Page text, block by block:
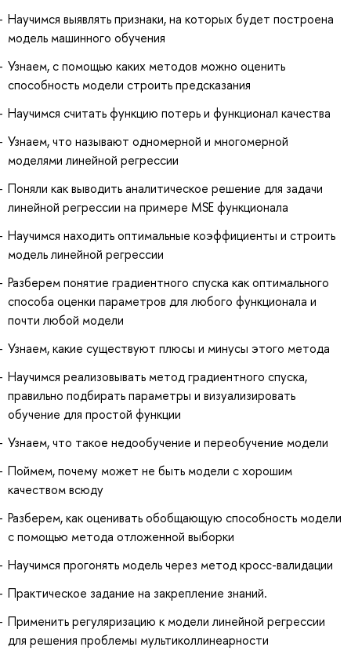
Научимся выявлять признаки, на которых будет построена
модель машинного обучения
Узнаем, с помощью каких методов можно оценить
способность модели строить предсказания
Научимся считать функцию потерь и функционал качества
Узнаем, что называют одномерной и многомерной
моделями линейной регрессии
Поняли как выводить аналитическое решение для задачи
линейной регрессии на примере MSE функционала
Научимся находить оптимальные коэффициенты и строить
модель линейной регрессии
Разберем понятие градиентного спуска как оптимального
способа оценки параметров для любого функционала и
почти любой модели
Узнаем, какие существуют плюсы и минусы этого метода
Научимся реализовывать метод градиентного спуска,
правильно подбирать параметры и визуализировать
обучение для простой функции
Узнаем, что такое недообучение и переобучение модели
Поймем, почему может не быть модели с хорошим
качеством всюду
Разберем, как оценивать обобщающую способность модели
с помощью метода отложенной выборки
Научимся прогонять модель через метод кросс-валидации
Практическое задание на закрепление знаний.
Применить регуляризацию к модели линейной регрессии
для решения проблемы мультиколлинеарности